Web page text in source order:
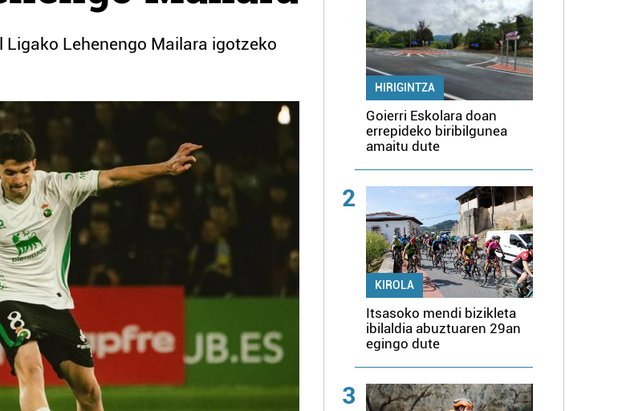
Lehenengo Mailara igotzeko
HIRIGINTZA
Goierri Eskolara doan
errepideko biribilgunea
amaitu dute
2
KIROLA
Itsasoko mendi bizikleta
ibilaldia abuztuaren 29an
egingo dute
3